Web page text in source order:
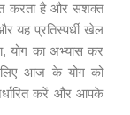
करता है और सशक्त
यह प्रतिस्पर्धी खेल
योग का अभ्यास कर
आज के योग को
करें और आपके